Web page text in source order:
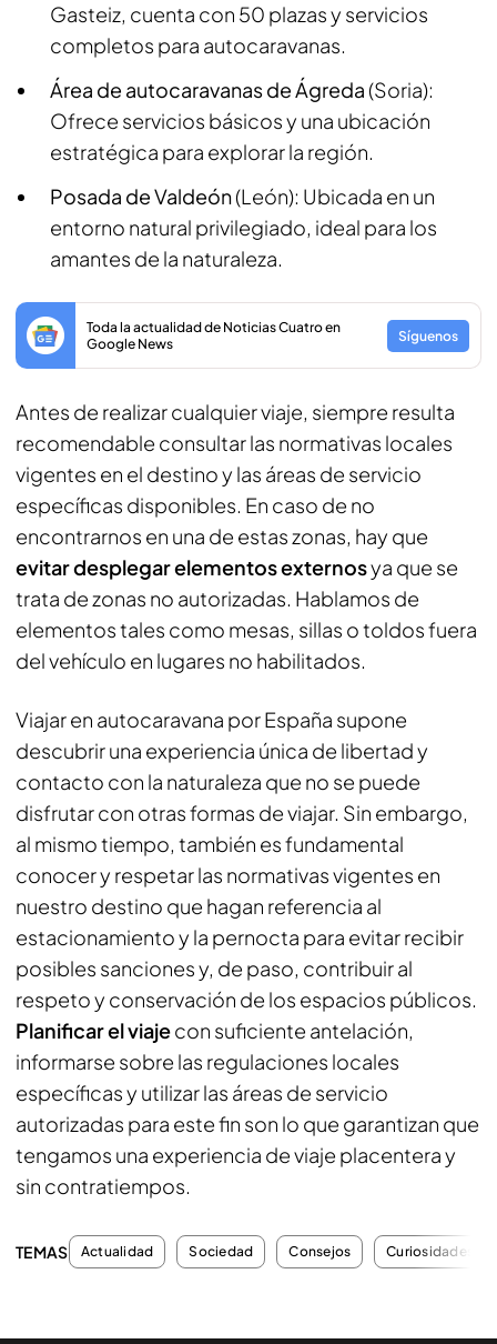
Gasteiz, cuenta con 50 plazas y servicios
completos para autocaravanas.
Área de autocaravanas de Ágreda(Soria):
Ofrece servicios básicos y una ubicación
estratégica para explorar la región.
Posada de Valdeón(León): Ubicada en un
entorno natural privilegiado, ideal para los
amantes de la naturaleza.
Toda la actualidad de Noticias Cuatro en
Google News
Síguenos
Antes de realizar cualquier viaje, siempre resulta
recomendable consultar las normativas locales
vigentes en el destino y las áreas de servicio
específicas disponibles. En caso de no
encontrarnos en una de estas zonas, hay que
evitar desplegar elementos externosya que se
trata de zonas no autorizadas. Hablamos de
elementos tales como mesas, sillas o toldos fuera
del vehículo en lugares no habilitados.
Viajar en autocaravana por España supone
descubrir una experiencia única de libertad y
contacto con la naturaleza que no se puede
disfrutar con otras formas de viajar. Sin embargo,
al mismo tiempo, también es fundamental
conocer y respetar las normativas vigentes en
nuestro destino que hagan referencia al
estacionamiento y la pernocta para evitar recibir
posibles sanciones y, de paso, contribuir al
respeto y conservación de los espacios públicos.
Planificar el viajecon suficiente antelación,
informarse sobre las regulaciones locales
específicas y utilizar las áreas de servicio
autorizadas para este fin son lo que garantizan que
tengamos una experiencia de viaje placentera y
sin contratiempos.
TEMAS Actualidad Sociedad Consejos Curiosidades